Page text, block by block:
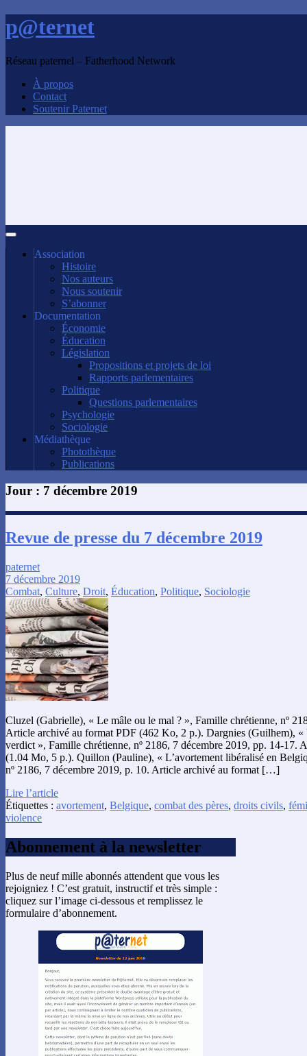
p@ternet
Réseau paternel – Fatherhood Network
À propos
Contact
Soutenir Paternet
Association
Histoire
Nos auteurs
Nous soutenir
S’abonner
Documentation
Économie
Éducation
Législation
Propositions et projets de loi
Rapports parlementaires
Politique
Questions parlementaires
Psychologie
Sociologie
Médiathèque
Photothèque
Publications
Jour : 7 décembre 2019
Revue de presse du 7 décembre 2019
paternet
7 décembre 2019
Combat, Culture, Droit, Éducation, Politique, Sociologie
Cluzel (Gabrielle), « Le mâle ou le mal ? », Famille chrétienne, nº
Article archivé au format PDF (462 Ko, 2 p.). Dargnies (Guilhem), «
verdict », Famille chrétienne, nº 2186, 7 décembre 2019, pp. 14-17.
(1.04 Mo, 5 p.). Quillon (Pauline), « L’avortement libéralisé en
nº 2186, 7 décembre 2019, p. 10. Article archivé au format […]
Lire l’article
Étiquettes : avortement, Belgique, combat des pères, droits civils,
violence
Abonnement à la newsletter
Plus de neuf mille abonnés attendent que vous les
rejoigniez ! C’est gratuit, instructif et très simple :
cliquez sur l’image ci-dessous et remplissez le
formulaire d’abonnement.